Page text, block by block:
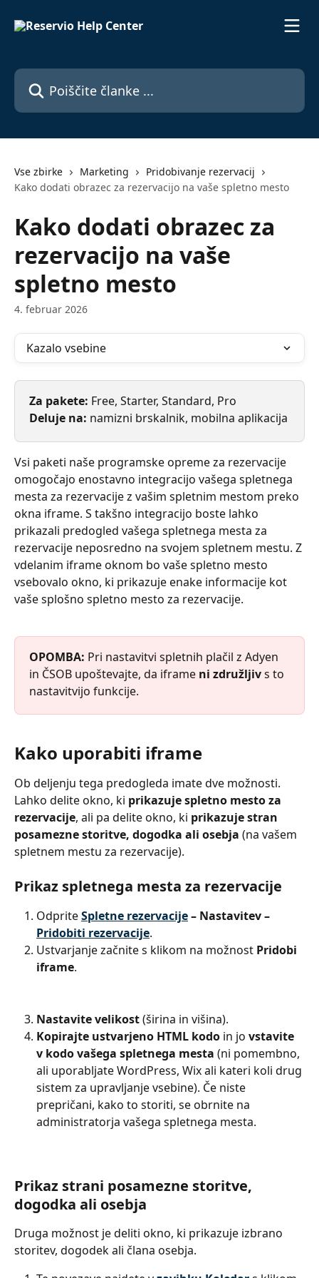
Poiščite članke ...
Vse zbirke Marketing
Pridobivanje rezervacij
Kako dodati obrazec za rezervacijo na vaše spletno mesto
Kako dodati obrazec za
rezervacijo na vaše
spletno mesto
4. februar 2026
Kazalo vsebine
Za pakete: Free, Starter, Standard, Pro
Deluje na: namizni brskalnik, mobilna aplikacija
Vsi paketi naše programske opreme za rezervacije
omogočajo enostavno integracijo vašega spletnega
mesta za rezervacije z vašim spletnim mestom preko
okna iframe. S takšno integracijo boste lahko
prikazali predogled vašega spletnega mesta za
rezervacije neposredno na svojem spletnem mestu. Z
vdelanim iframe oknom bo vaše spletno mesto
vsebovalo okno, ki prikazuje enake informacije kot
vaše splošno spletno mesto za rezervacije.
OPOMBA: Pri nastavitvi spletnih plačil z Adyen
in ČSOB upoštevajte, da iframe ni združljiv s to
nastavitvijo funkcije.
Kako uporabiti iframe
Ob deljenju tega predogleda imate dve možnosti.
Lahko delite okno, ki prikazuje spletno mesto za
rezervacije, ali pa delite okno, ki prikazuje stran
posamezne storitve, dogodka ali osebja (na vašem
spletnem mestu za rezervacije).
Prikaz spletnega mesta za rezervacije
Odprite Spletne rezervacije – Nastavitev –
Pridobiti rezervacije.
Ustvarjanje začnite s klikom na možnost Pridobi
iframe.
Nastavite velikost (širina in višina).
Kopirajte ustvarjeno HTML kodo in jo vstavite
v kodo vašega spletnega mesta (ni pomembno,
ali uporabljate WordPress, Wix ali kateri koli drug
sistem za upravljanje vsebine). Če niste
prepričani, kako to storiti, se obrnite na
administratorja vašega spletnega mesta.
Prikaz strani posamezne storitve,
dogodka ali osebja
Druga možnost je deliti okno, ki prikazuje izbrano
storitev, dogodek ali člana osebja.